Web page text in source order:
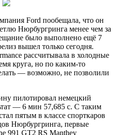
Ford пообещала, что он
Нюрбургринга менее чем за
было выполнено ещё 7
вышел только сегодня.
рассчитывала в холодные
круга, но по каким-то
— возможно, не позволили
пилотировал немецкий
— 6 мин 57,685 с. С таким
пятым в классе спорткаров
Нюрбургринга, первые
991 GT2 RS Manthey